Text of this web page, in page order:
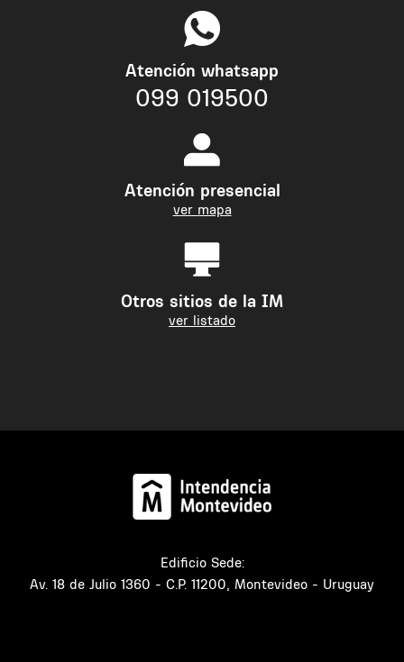
Atención whatsapp
099 019500
Atención presencial
ver mapa
Otros sitios de la IM
ver listado
Edificio Sede:
Av. 18 de Julio 1360 - C.P. 11200, Montevideo - Uruguay